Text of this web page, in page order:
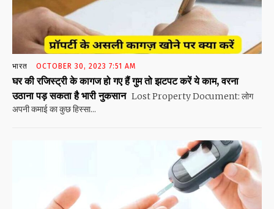
भारत OCTOBER 30, 2023 7:51 AM
घर की रजिस्ट्री के कागज हो गए हैं गुम तो झटपट करें ये काम, वरना
उठाना पड़ सकता है भारी नुकसान Lost Property Document: लोग
अपनी कमाई का कुछ हिस्सा...